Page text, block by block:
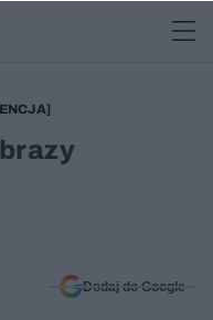
Dodaj do Google